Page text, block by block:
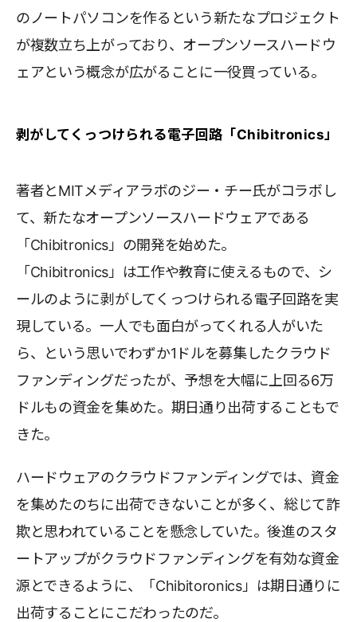
のノートパソコンを作るという新たなプロジェクト
が複数立ち上がっており、オープンソースハードウ
ェアという概念が広がることに一役買っている。
剥がしてくっつけられる電子回路「Chibitronics」
著者とMITメディアラボのジー・チー氏がコラボし
て、新たなオープンソースハードウェアである
「Chibitronics」の開発を始めた。
「Chibitronics」は工作や教育に使えるもので、シ
ールのように剥がしてくっつけられる電子回路を実
現している。一人でも面白がってくれる人がいた
ら、という思いでわずか1ドルを募集したクラウド
ファンディングだったが、予想を大幅に上回る6万
ドルもの資金を集めた。期日通り出荷することもで
きた。
ハードウェアのクラウドファンディングでは、資金
を集めたのちに出荷できないことが多く、総じて詐
欺と思われていることを懸念していた。後進のスタ
ートアップがクラウドファンディングを有効な資金
源とできるように、「Chibitoronics」は期日通りに
出荷することにこだわったのだ。